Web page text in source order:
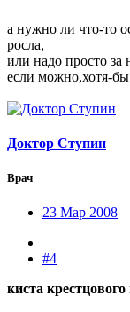
а нужно ли что-то
росла,
или надо просто за
если можно,хотя-бы
Доктор Ступин
Врач
23 Мар 2008
#4
киста крестцового